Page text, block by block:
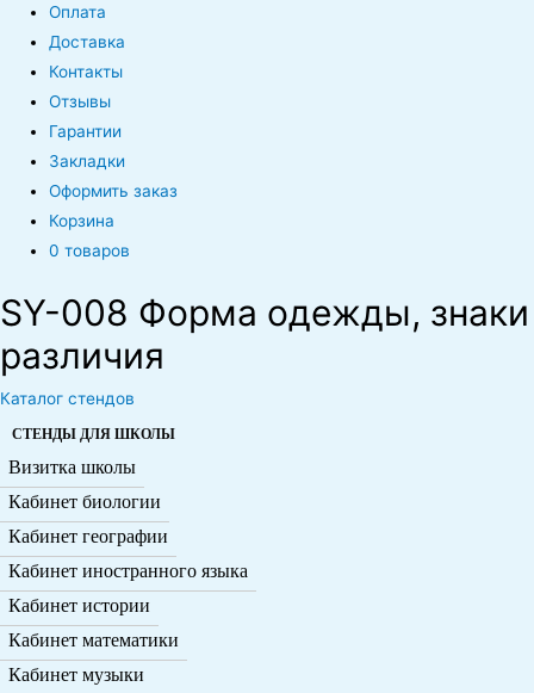
Оплата
Доставка
Контакты
Отзывы
Гарантии
Закладки
Оформить заказ
Корзина
0 товаров
SY-008 Форма одежды, знаки
различия
Каталог стендов
СТЕНДЫ ДЛЯ ШКОЛЫ
Визитка школы
Кабинет биологии
Кабинет географии
Кабинет иностранного языка
Кабинет истории
Кабинет математики
Кабинет музыки